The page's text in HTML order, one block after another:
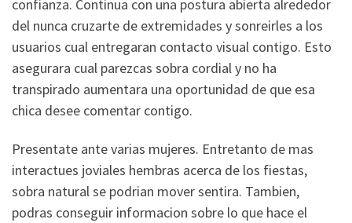
confianza. Continua con una postura abierta alrededor
del nunca cruzarte de extremidades y sonreirles a los
usuarios cual entregaran contacto visual contigo. Esto
asegurara cual parezcas sobra cordial y no ha
transpirado aumentara una oportunidad de que esa
chica desee comentar contigo.
Presentate ante varias mujeres. Entretanto de mas
interactues joviales hembras acerca de los fiestas,
sobra natural se podri­an mover sentira. Tambien,
podras conseguir informacion sobre lo que hace el